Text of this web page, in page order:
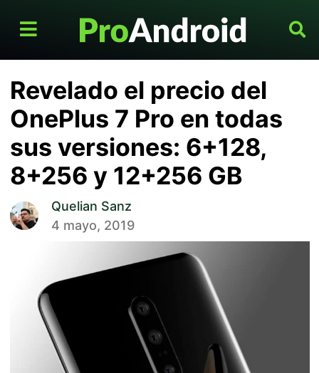
Revelado el precio del
OnePlus 7 Pro en todas
sus versiones: 6+128,
8+256 y 12+256 GB
Quelian Sanz
4 mayo, 2019